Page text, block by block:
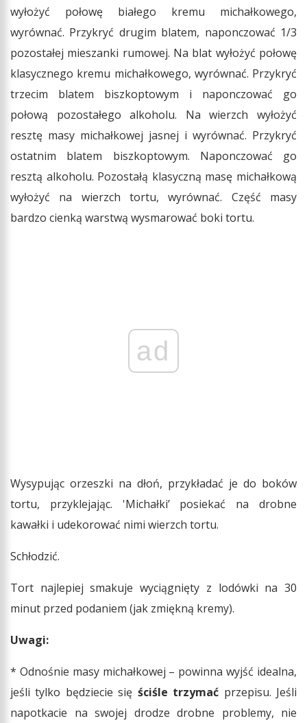
wyłożyć połowę białego kremu michałkowego,
wyrównać. Przykryć drugim blatem, naponczować 1/3
pozostałej mieszanki rumowej. Na blat wyłożyć połowę
klasycznego kremu michałkowego, wyrównać. Przykryć
trzecim blatem biszkoptowym i naponczować go
połową pozostałego alkoholu. Na wierzch wyłożyć
resztę masy michałkowej jasnej i wyrównać. Przykryć
ostatnim blatem biszkoptowym. Naponczować go
resztą alkoholu. Pozostałą klasyczną masę michałkową
wyłożyć na wierzch tortu, wyrównać. Część masy
bardzo cienką warstwą wysmarować boki tortu.
ad
Wysypując orzeszki na dłoń, przykładać je do boków
tortu, przyklejając. 'Michałki’ posiekać na drobne
kawałki i udekorować nimi wierzch tortu.
Schłodzić.
Tort najlepiej smakuje wyciągnięty z lodówki na 30
minut przed podaniem (jak zmiękną kremy).
Uwagi:
* Odnośnie masy michałkowej – powinna wyjść idealna,
jeśli tylko będziecie się ściśle trzymać przepisu. Jeśli
napotkacie na swojej drodze drobne problemy, nie